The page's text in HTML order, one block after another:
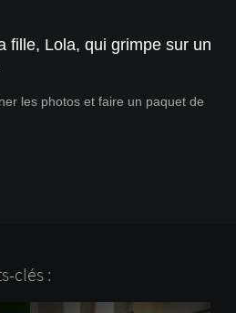
fille, Lola, qui grimpe sur un
les photos et faire un paquet de
clés :